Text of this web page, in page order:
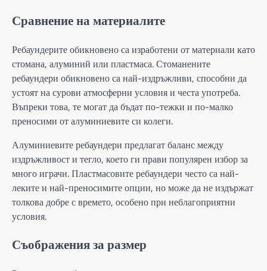
Сравнение на материалите
Ребаундерите обикновено са изработени от материали като
стомана, алуминий или пластмаса. Стоманените
ребаундери обикновено са най-издръжливи, способни да
устоят на сурови атмосферни условия и честа употреба.
Въпреки това, те могат да бъдат по-тежки и по-малко
преносими от алуминиевите си колеги.
Алуминиевите ребаундери предлагат баланс между
издръжливост и тегло, което ги прави популярен избор за
много играчи. Пластмасовите ребаундери често са най-
леките и най-преносимите опции, но може да не издържат
толкова добре с времето, особено при неблагоприятни
условия.
Съображения за размер